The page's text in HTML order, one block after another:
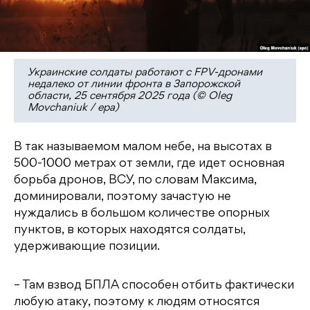
Украинские солдаты работают с FPV-дронами
недалеко от линии фронта в Запорожской
области, 25 сентября 2025 года (© Oleg
Movchaniuk / epa)
В так называемом малом небе, на высотах в
500-1000 метрах от земли, где идет основная
борьба дронов, ВСУ, по словам Максима,
доминировали, поэтому зачастую не
нуждались в большом количестве опорных
пунктов, в которых находятся солдаты,
удерживающие позиции.
– Там взвод БПЛА способен отбить фактически
любую атаку, поэтому к людям относятся